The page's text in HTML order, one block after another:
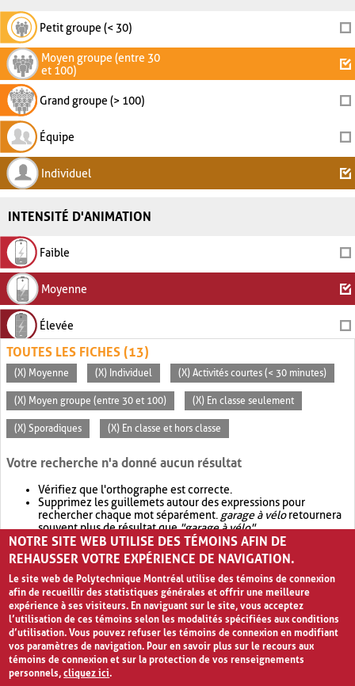
Petit groupe (< 30)
Moyen groupe (entre 30
et 100)
Grand groupe (> 100)
Équipe
Individuel
INTENSITÉ D'ANIMATION
Faible
Moyenne
Élevée
TOUTES LES FICHES (13)
(X) Moyenne (X) Individuel (X) Activités courtes (< 30 minutes)
(X) Moyen groupe (entre 30 et 100) (X) En classe seulement
(X) Sporadiques (X) En classe et hors classe
Votre recherche n'a donné aucun résultat
Vérifiez que l'orthographe est correcte.
Supprimez les guillemets autour des expressions pour
rechercher chaque mot séparément. garage à véloretournera
souvent plus de résultat que"garage à vélo".
Envisagez d'élargir votre recherche avec OR.garage OR vélo
retournera souvent plus de résultat quegarage à vélo
NOTRE SITE WEB UTILISE DES TÉMOINS AFIN DE
REHAUSSER VOTRE EXPÉRIENCE DE NAVIGATION.
Le site web de Polytechnique Montréal utilise des témoins de connexion
afin de recueillir des statistiques générales et offrir une meilleure
expérience à ses visiteurs. En naviguant sur le site, vous acceptez
l’utilisation de ces témoins selon les modalités spécifiées aux conditions
d’utilisation. Vous pouvez refuser les témoins de connexion en modifiant
vos paramètres de navigation. Pour en savoir plus sur le recours aux
témoins de connexion et sur la protection de vos renseignements
personnels,cliquez ici.